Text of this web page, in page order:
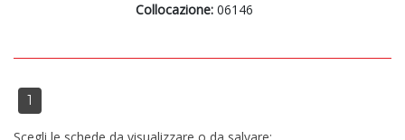
Collocazione: 06146
1